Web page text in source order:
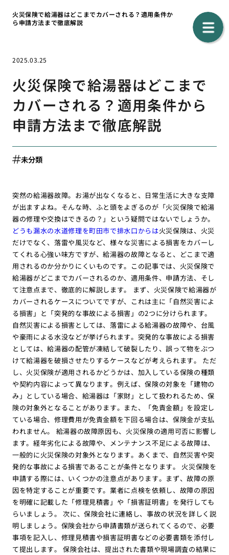
火災保険で給湯器はどこまでカバーされる？適用条件か
ら申請方法まで徹底解説
2025.03.25
火災保険で給湯器はどこまで
カバーされる？適用条件から
申請方法まで徹底解説
未分類
突然の給湯器故障。お湯が出なくなると、日常生活に大きな支障
が出ますよね。そんな時、ふと頭をよぎるのが「火災保険で給湯
器の修理や交換はできるの？」という疑問ではないでしょうか。
どうも漏水の水道修理を町田市で排水口からは火災保険は、火災
だけでなく、落雷や風災など、様々な災害による損害をカバーし
てくれる心強い味方ですが、給湯器の故障となると、どこまで適
用されるのか分かりにくいものです。この記事では、火災保険で
給湯器がどこまでカバーされるのか、適用条件、申請方法、そし
て注意点まで、徹底的に解説します。 まず、火災保険で給湯器が
カバーされるケースについてですが、これは主に「自然災害によ
る損害」と「突発的な事故による損害」の2つに分けられます。
自然災害による損害としては、落雷による給湯器の故障や、台風
や豪雨による水没などが挙げられます。突発的な事故による損害
としては、給湯器の配管が凍結して破裂したり、誤って物をぶつ
けて給湯器を破損させたりするケースなどが考えられます。 ただ
し、火災保険が適用されるかどうかは、加入している保険の種類
や契約内容によって異なります。例えば、保険の対象を「建物の
み」としている場合、給湯器は「家財」として扱われるため、保
険の対象外となることがあります。また、「免責金額」を設定し
ている場合、修理費用が免責金額を下回る場合は、保険金が支払
われません。 給湯器の故障原因も、火災保険の適用可否に影響し
ます。経年劣化による故障や、メンテナンス不足による故障は、
一般的に火災保険の対象外となります。あくまで、自然災害や突
発的な事故による損害であることが条件となります。 火災保険を
申請する際には、いくつかの注意点があります。まず、故障の原
因を特定することが重要です。業者に点検を依頼し、故障の原因
を明確に記載した「修理見積書」や「損害証明書」を発行しても
らいましょう。 次に、保険会社に連絡し、事故の状況を詳しく説
明しましょう。保険会社から申請書類が送られてくるので、必要
事項を記入し、修理見積書や損害証明書などの必要書類を添付し
て提出します。 保険会社は、提出された書類や現場調査の結果に